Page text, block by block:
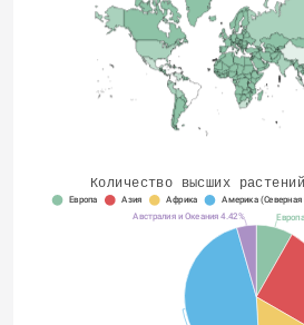
Количество высших
Европа Азия Африка Америка
Австралия и Океания 4.42%